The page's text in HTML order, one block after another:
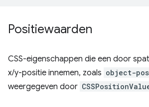
Positiewaarden
CSS-eigenschappen die een door
x/y-positie innemen, zoals object-
weergegeven door